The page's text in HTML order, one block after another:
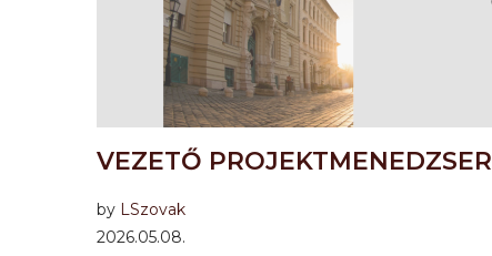
VEZETŐ PROJEKTMENEDZSER
by LSzovak
2026.05.08.